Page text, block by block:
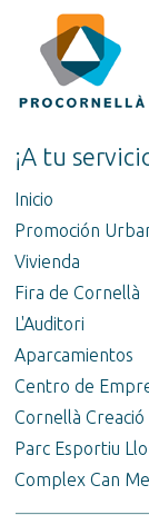
¡A tu
Inicio
Promoción
Vivienda
Fira de Cornellà
L'Auditori
Aparcamientos
Centro de
Cornellà
Parc Esportiu
Complex Can